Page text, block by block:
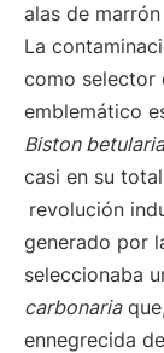
alas de
La
como selector
emblemático
Biston betularia
casi en su
revolución
generado por
seleccionaba
carbonaria
ennegrecida